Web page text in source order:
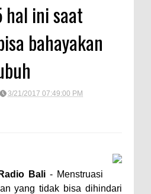
hal ini saat
bahayakan
3/21/2017 07:49:00 PM
Bali - Menstruasi
yang tidak bisa dihindari